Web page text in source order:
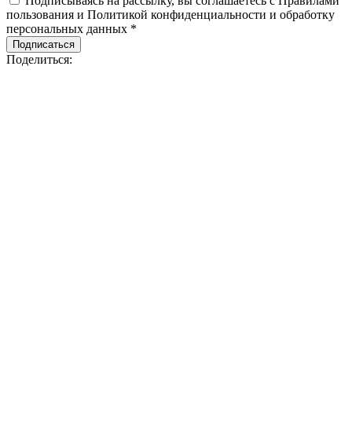
пользования и Политикой конфиденциальности и обработку
персональных данных *
Подписаться
Поделиться: